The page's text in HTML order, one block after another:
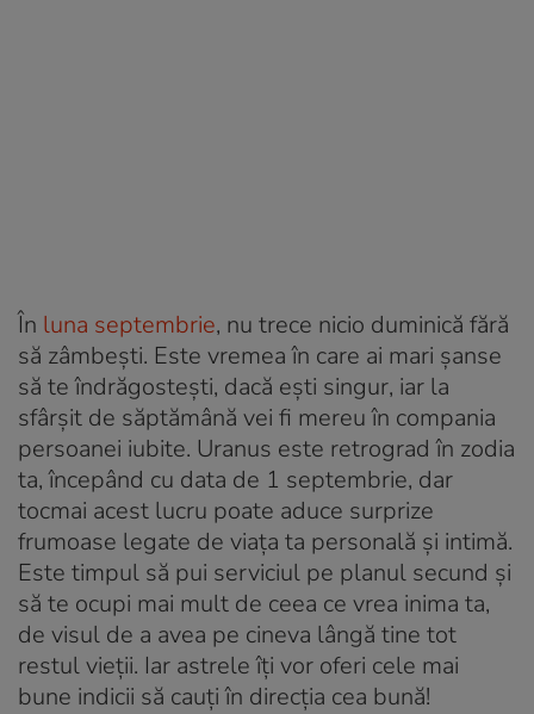
În luna septembrie, nu trece nicio duminică fără
să zâmbeşti. Este vremea în care ai mari şanse
să te îndrăgosteşti, dacă eşti singur, iar la
sfârşit de săptămână vei fi mereu în compania
persoanei iubite. Uranus este retrograd în zodia
ta, începând cu data de 1 septembrie, dar
tocmai acest lucru poate aduce surprize
frumoase legate de viața ta personală și intimă.
Este timpul să pui serviciul pe planul secund și
să te ocupi mai mult de ceea ce vrea inima ta,
de visul de a avea pe cineva lângă tine tot
restul vieții. Iar astrele îți vor oferi cele mai
bune indicii să cauți în direcția cea bună!